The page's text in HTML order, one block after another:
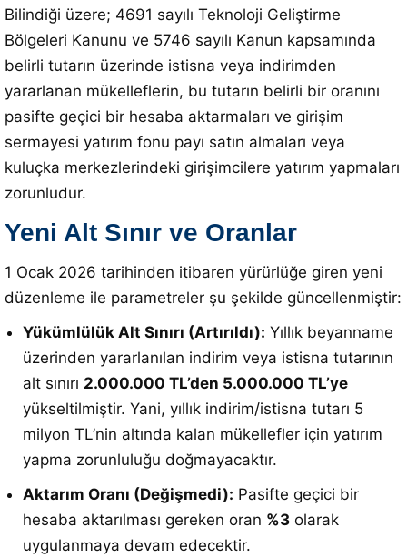
Bilindiği üzere; 4691 sayılı Teknoloji Geliştirme
Bölgeleri Kanunu ve 5746 sayılı Kanun kapsamında
belirli tutarın üzerinde istisna veya indirimden
yararlanan mükelleflerin, bu tutarın belirli bir oranını
pasifte geçici bir hesaba aktarmaları ve girişim
sermayesi yatırım fonu payı satın almaları veya
kuluçka merkezlerindeki girişimcilere yatırım yapmaları
zorunludur.
Yeni Alt Sınır ve Oranlar
1 Ocak 2026 tarihinden itibaren yürürlüğe giren yeni
düzenleme ile parametreler şu şekilde güncellenmiştir:
Yükümlülük Alt Sınırı (Artırıldı): Yıllık beyanname
üzerinden yararlanılan indirim veya istisna tutarının
alt sınırı 2.000.000 TL’den 5.000.000 TL’ye
yükseltilmiştir. Yani, yıllık indirim/istisna tutarı 5
milyon TL’nin altında kalan mükellefler için yatırım
yapma zorunluluğu doğmayacaktır.
Aktarım Oranı (Değişmedi): Pasifte geçici bir
hesaba aktarılması gereken oran %3 olarak
uygulanmaya devam edecektir.